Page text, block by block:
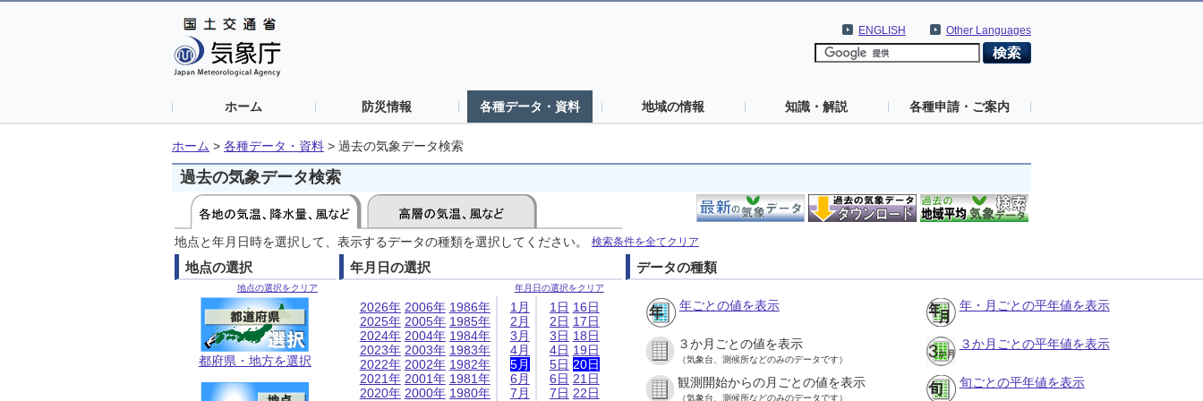
Other Languages
ENGLISH
ホーム 防災情報 各種データ・資料 地域の情報 知識・解説 各種申請・ご案内
ホーム > 各種データ・資料 > 過去の気象データ検索
過去の気象データ検索
地点と年月日時を選択して、表示するデータの種類を選択してください。 検索条件を全てクリア
地点の選択
地点の選択をクリア
都府県・地方を選択
年月日の選択
年月日の選択をクリア
2026年
2025年
2024年
2023年
2022年
2021年
2020年
2006年
2005年
2004年
2003年
2002年
2001年
2000年
1986年
1985年
1984年
1983年
1982年
1981年
1980年
1月
2月
3月
4月
5月
6月
7月
1日
2日
3日
4日
5日
6日
7日
16日
17日
18日
19日
20日
21日
22日
データの種類
年ごとの値を表示 年・月ごとの平年値を表示
３か月ごとの値を表示
（気象台、測候所などのみのデータです）
３か月ごとの平年値を表示
観測開始からの月ごとの値を表示
（気象台、測候所などのみのデータです）
旬ごとの平年値を表示